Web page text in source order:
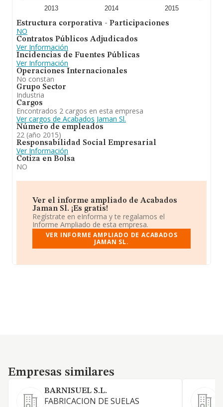
2013 2014 2015
Estructura corporativa - Participaciones
NO
Contratos Públicos Adjudicados
Ver Información
Incidencias de Fuentes Públicas
Ver Información
Operaciones Internacionales
No constan
Grupo Sector
Industria
Cargos
Encontrados 2 cargos en esta empresa
Ver cargos de Acabados Jaman Sl.
Número de empleados
22 (año 2015)
Responsabilidad Social Empresarial
Ver Información
Cotiza en Bolsa
NO
Ver el informe ampliado de Acabados
Jaman Sl. ¡Es gratis!
Regístrate en eInforma y te regalamos el
Informe Ampliado de esta empresa.
VER INFORME AMPLIADO DE ACABADOS
JAMAN SL.
Empresas similares
Empresas similares
BARNISUEL S.L.
FABRICACION DE SUELAS